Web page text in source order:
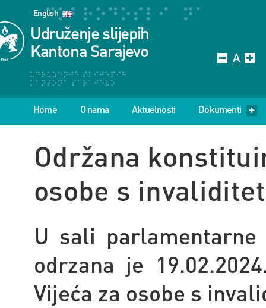
English
Udruženje slijepih
Kantona Sarajevo
Home O nama Aktuelnosti Dokumenti
Održana
osobe s
U sali parlamentarne
odrzana je
Vijeća za osobe s